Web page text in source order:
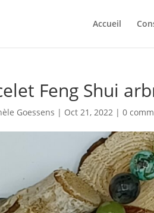
Accueil
Feng Shui
Goessens | Oct 21, 2022 |0